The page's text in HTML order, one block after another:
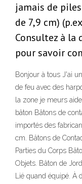
jamais de
de 7,9 cm)
Consultez à la
pour savoir
Bonjour à tous J'ai
de feu avec des
la zone je meurs
bâton Bâtons de
importés des
cm. Bâtons de
Parties du Corps
Objets. Bâton de
Lié quand équipé. À